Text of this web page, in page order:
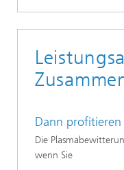
Dann profitieren
Die
wenn Sie